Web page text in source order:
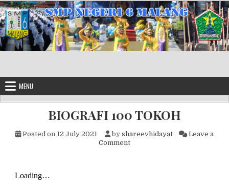
Skip to content
MENU
BIOGRAFI 100 TOKOH
Posted on 12 July 2021 by shareevhidayat
Leave a
Commenton BIOGRAFI 100 TOKOH